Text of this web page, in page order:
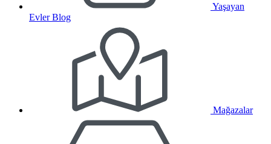
Yaşayan
Evler Blog
Mağazalar